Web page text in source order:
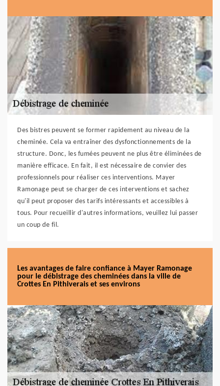
Des bistres peuvent se former rapidement au niveau de la
cheminée. Cela va entraîner des dysfonctionnements de la
structure. Donc, les fumées peuvent ne plus être éliminées de
manière efficace. En fait, il est nécessaire de convier des
professionnels pour réaliser ces interventions. Mayer
Ramonage peut se charger de ces interventions et sachez
qu'il peut proposer des tarifs intéressants et accessibles à
tous. Pour recueillir d'autres informations, veuillez lui passer
un coup de fil.
Les avantages de faire confiance à Mayer Ramonage
pour le débistrage des cheminées dans la ville de
Crottes En Pithiverais et ses environs